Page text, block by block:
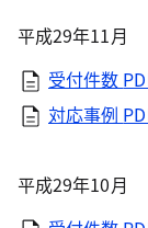
平成29年11月
受付件数
対応事例
平成29年10月